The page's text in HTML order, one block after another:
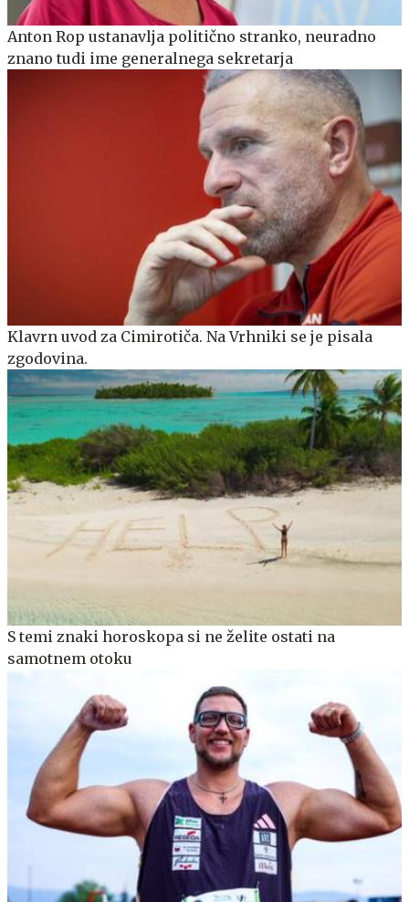
Anton Rop ustanavlja politično stranko, neuradno
znano tudi ime generalnega sekretarja
Klavrn uvod za Cimirotiča. Na Vrhniki se je pisala
zgodovina.
S temi znaki horoskopa si ne želite ostati na
samotnem otoku